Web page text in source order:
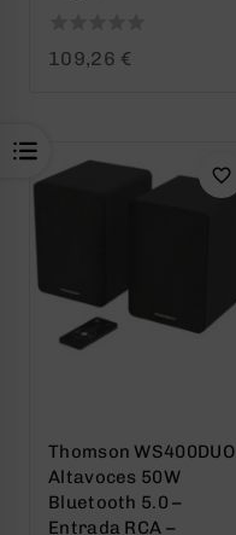
0109,26 €
Thomson WS400DUO
Altavoces 50W
Bluetooth 5.0 –
Entrada RCA –